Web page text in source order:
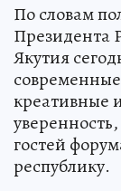
По словам
Президента
Якутия
креативные
гостей
республику.